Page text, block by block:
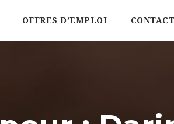
OFFRES D’EMPLOI CONTACT